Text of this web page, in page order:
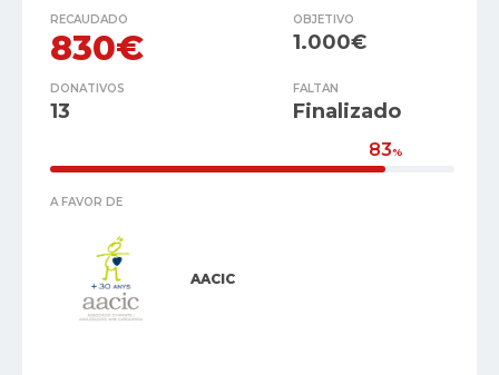
RECAUDADO
830€
OBJETIVO
1.000€
DONATIVOS
13
FALTAN
Finalizado
83%
A FAVOR DE
AACIC